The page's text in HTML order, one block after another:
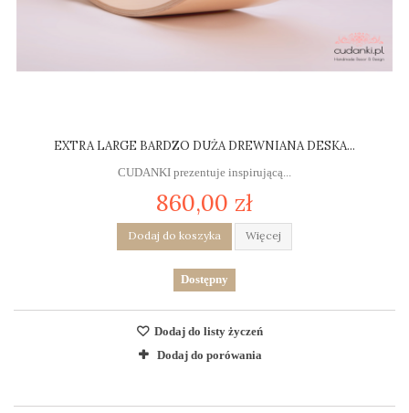
EXTRA LARGE BARDZO DUŻA DREWNIANA DESKA...
CUDANKI prezentuje inspirującą...
860,00 zł
Dodaj do koszyka Więcej
Dostępny
Dodaj do listy życzeń
Dodaj do porówania